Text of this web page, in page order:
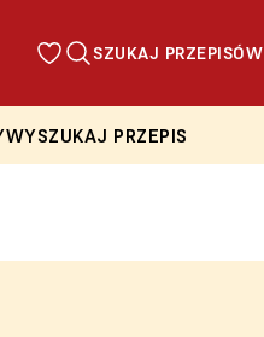
SZUKAJ PRZEPISÓW
WYSZUKAJ PRZEPIS